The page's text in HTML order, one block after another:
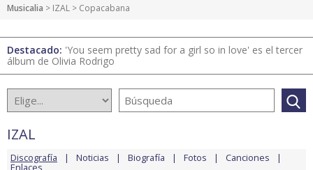
Musicalia > IZAL > Copacabana
Destacado: 'You seem pretty sad for a girl so in love' es el tercer
álbum de Olivia Rodrigo
IZAL
Discografía Noticias Biografía Fotos Canciones
Enlaces